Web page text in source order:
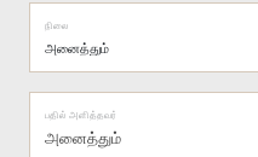
நிலை
அனைத்தும்
பதில் அளித்தவர்